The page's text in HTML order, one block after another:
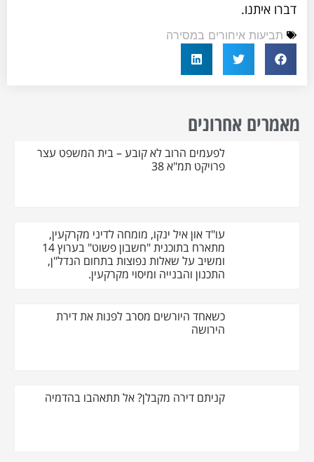
דברו איתנו.
תביעות איחורים במסירה
מאמרים אחרונים
לפעמים הרוב לא קובע – בית המשפט עצר
פרויקט תמ"א 38
עו"ד און איל ינקו, מומחה לדיני מקרקעין,
מתארח בתוכנית "חשבון פשוט" בערוץ 14
ומשיב על שאלות נפוצות בתחום הנדל"ן,
התכנון והבנייה ומיסוי מקרקעין.
כשאחד היורשים מסרב לפנות את דירת
הירושה
קניתם דירה מקבלן? אל תתאהבו בהדמיה